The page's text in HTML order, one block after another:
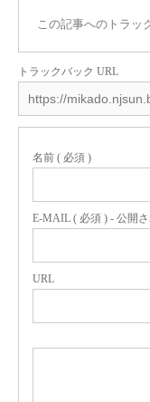
この記事へのトラッ
トラックバック URL
名前 ( 必須 )
E-MAIL ( 必須 ) - 公開
URL